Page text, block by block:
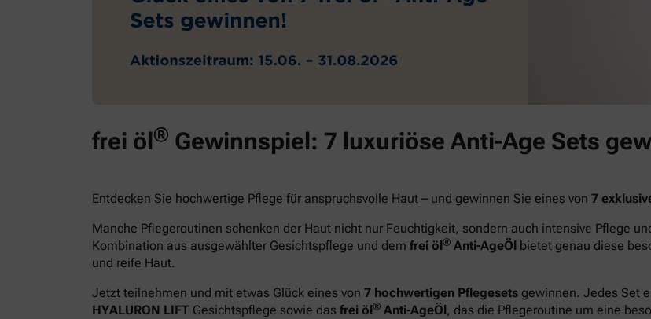
frei öl® Gewinnspiel: 7 luxuriöse Anti-Age Sets
Entdecken Sie hochwertige Pflege für anspruchsvolle Haut – und gewinnen Sie eines von 7
Manche Pflegeroutinen schenken der Haut nicht nur Feuchtigkeit, sondern auch intensive Pflege
Kombination aus ausgewählter Gesichtspflege und dem frei öl® Anti-AgeÖl bietet genau diese
und reife Haut.
Jetzt teilnehmen und mit etwas Glück eines von 7 hochwertigen Pflegesets gewinnen. Jedes Set
HYALURON LIFT Gesichtspflege sowie das frei öl® Anti-AgeÖl, das die Pflegeroutine um eine